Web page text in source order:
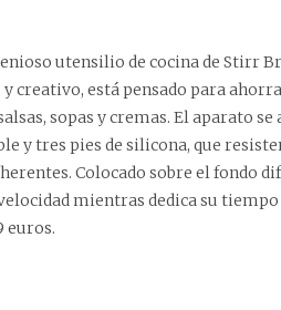
utensilio de cocina de Stirr
creativo, está pensado para
sopas y cremas. El aparato se
y tres pies de silicona, que
Colocado sobre el fondo
mientras dedica su
euros.